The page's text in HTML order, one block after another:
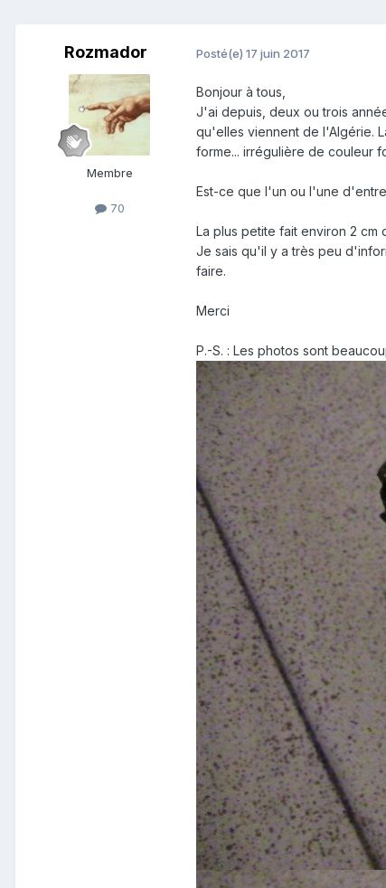
Rozmador
Membre
70
Posté(e) 17 juin 2017
Bonjour à tous,
J'ai depuis, deux ou trois
qu'elles viennent de l'Algérie.
forme... irrégulière de couleur
Est-ce que l'un ou l'une
La plus petite fait environ 2 cm
Je sais qu'il y a très peu
faire.
Merci
P.-S. : Les photos sont